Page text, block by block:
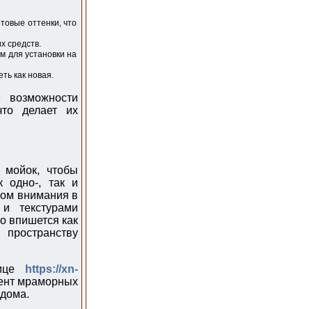
оттенки, что
средств.
для установки на
как новая.
делает их
чтобы
одно-, так и
внимания в
текстурами
впишется как
https://xn-
мраморных